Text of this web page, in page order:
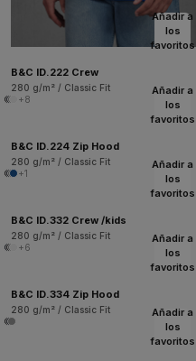
Añadir a
los
favoritos
B&C ID.222 Crew
280 g/m² / Classic Fit
+8
Añadir a
los
favoritos
B&C ID.224 Zip Hood
280 g/m² / Classic Fit
+1
Añadir a
los
favoritos
B&C ID.332 Crew /kids
280 g/m² / Classic Fit
+6
Añadir a
los
favoritos
B&C ID.334 Zip Hood
280 g/m² / Classic Fit
Añadir a
los
favoritos